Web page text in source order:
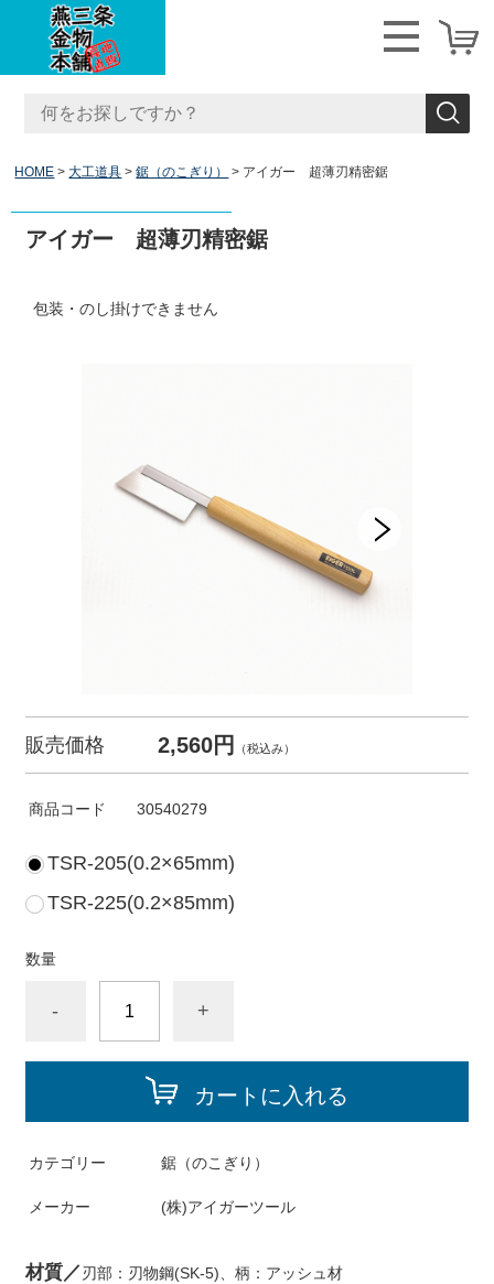
HOME 大工道具 鋸（のこぎり） アイガー 超薄刃精密鋸
アイガー 超薄刃精密鋸
包装・のし掛けできません
販売価格 2,560円 （税込み）
商品コード 30540279
TSR-205(0.2×65mm)
TSR-225(0.2×85mm)
数量
- +
カートに入れる
カテゴリー 鋸（のこぎり）
メーカー (株)アイガーツール
材質／刃部：刃物鋼(SK-5)、柄：アッシュ材